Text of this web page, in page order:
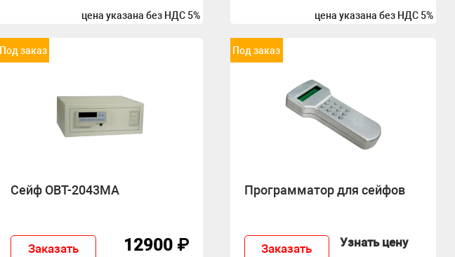
цена указана без НДС 5% цена указана без НДС 5%
Сейф OBT-2043MA
Заказать 12900 ₽
Под заказ
Программатор для сейфов
Заказать Узнать цену
Под заказ